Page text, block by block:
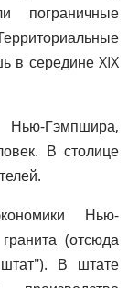
пограничные
в середине XIX
Гэмпшира,
В столице
Нью-
(отсюда
В штате